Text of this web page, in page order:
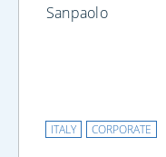
Sanpaolo
ITALY CORPORATE